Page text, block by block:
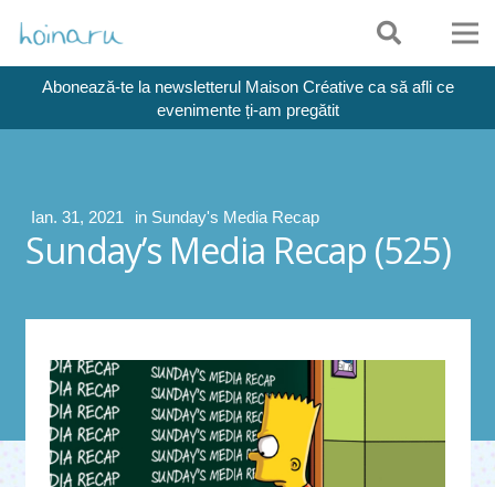
Abonează-te la newsletterul Maison Créative ca să afli ce
evenimente ți-am pregătit
Ian. 31, 2021 in Sunday's Media Recap
Sunday’s Media Recap (525)